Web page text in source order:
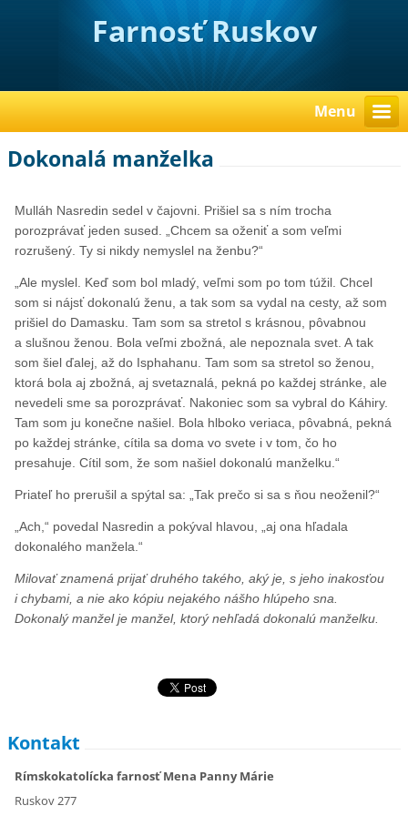
Farnosť Ruskov
Menu
Dokonalá manželka
Mulláh Nasredin sedel v čajovni. Prišiel sa s ním trocha
porozprávať jeden sused. „Chcem sa oženiť a som veľmi
rozrušený. Ty si nikdy nemyslel na ženbu?“
„Ale myslel. Keď som bol mladý, veľmi som po tom túžil. Chcel
som si nájsť dokonalú ženu, a tak som sa vydal na cesty, až som
prišiel do Damasku. Tam som sa stretol s krásnou, pôvabnou
a slušnou ženou. Bola veľmi zbožná, ale nepoznala svet. A tak
som šiel ďalej, až do Isphahanu. Tam som sa stretol so ženou,
ktorá bola aj zbožná, aj svetaznalá, pekná po každej stránke, ale
nevedeli sme sa porozprávať. Nakoniec som sa vybral do Káhiry.
Tam som ju konečne našiel. Bola hlboko veriaca, pôvabná, pekná
po každej stránke, cítila sa doma vo svete i v tom, čo ho
presahuje. Cítil som, že som našiel dokonalú manželku.“
Priateľ ho prerušil a spýtal sa: „Tak prečo si sa s ňou neoženil?“
„Ach,“ povedal Nasredin a pokýval hlavou, „aj ona hľadala
dokonalého manžela.“
Milovať znamená prijať druhého takého, aký je, s jeho inakosťou
i chybami, a nie ako kópiu nejakého nášho hlúpeho sna.
Dokonalý manžel je manžel, ktorý nehľadá dokonalú manželku.
Kontakt
Rímskokatolícka farnosť Mena Panny Márie
Ruskov 277